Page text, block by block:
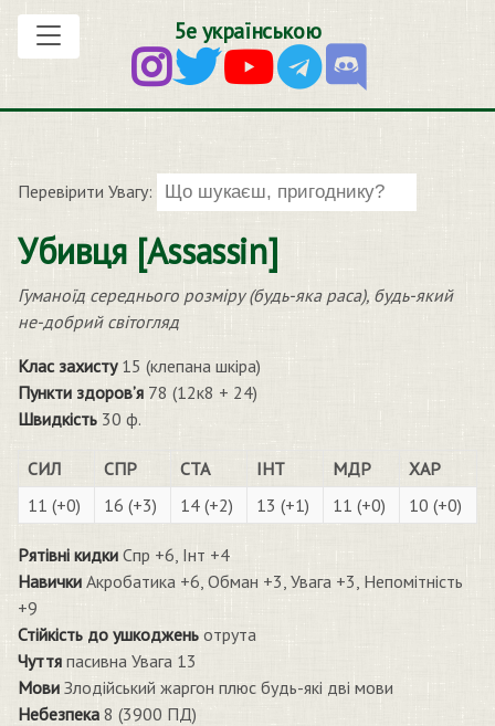
5е українською
Перевірити Увагу:
Убивця [Assassin]
Гуманоїд середнього розміру (будь-яка раса), будь-який
не-добрий світогляд
Клас захисту15 (клепана шкіра)
Пункти здоров’я 78 (12к8 + 24)
Швидкість 30 ф.
СИЛ СПР СТА ІНТ МДР
ХАР
11 (+0)
16 (+3) 14 (+2) 13 (+1) 11 (+0) 10 (+0)
Рятівні кидки Спр +6, Інт +4
Навички Акробатика +6, Обман +3, Увага +3, Непомітність
+9
Стійкість до ушкоджень отрута
Чуття пасивна Увага 13
Мови Злодійський жаргон плюс будь-які дві мови
Небезпека 8 (3900 ПД)